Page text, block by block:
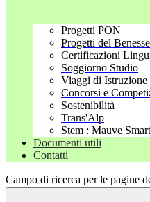
Progetti PON
Progetti del
Certificazioni
Soggiorno Studio
Viaggi di Istruzione
Concorsi e
Sostenibilità
Trans'Alp
Stem : Mauve
Documenti utili
Contatti
Campo di ricerca per le pagine